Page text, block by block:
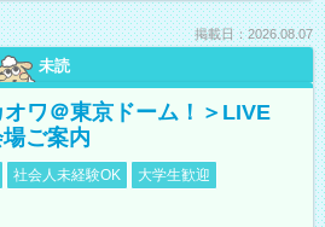
掲載日：2026.08.07
未読
オワ＠東京ドーム！＞LIVE
ご案内
社会人未経験OK
大学生歓迎